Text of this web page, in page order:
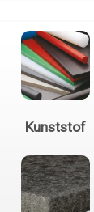
Kunststof